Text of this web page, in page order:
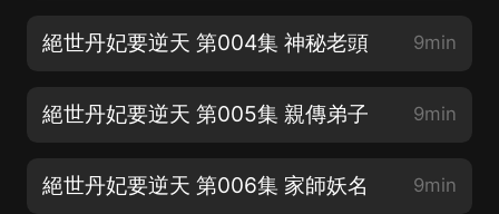
絕世丹妃要逆天 第004集 神秘老頭 9min
絕世丹妃要逆天 第005集 親傳弟子 9min
絕世丹妃要逆天 第006集 家師妖名 9min